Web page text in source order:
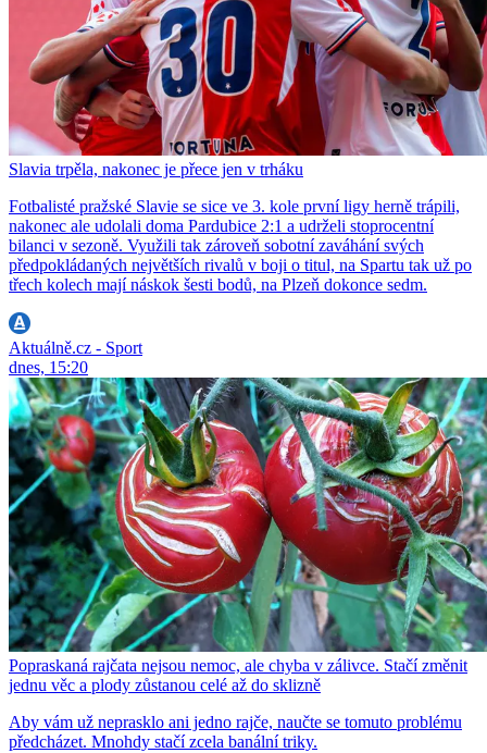
Slavia trpěla, nakonec je přece jen v trháku
Fotbalisté pražské Slavie se sice ve 3. kole první ligy herně trápili,
nakonec ale udolali doma Pardubice 2:1 a udrželi stoprocentní
bilanci v sezoně. Využili tak zároveň sobotní zaváhání svých
předpokládaných největších rivalů v boji o titul, na Spartu tak už po
třech kolech mají náskok šesti bodů, na Plzeň dokonce sedm.
Aktuálně.cz - Sport
dnes, 15:20
Popraskaná rajčata nejsou nemoc, ale chyba v zálivce. Stačí změnit
jednu věc a plody zůstanou celé až do sklizně
Aby vám už neprasklo ani jedno rajče, naučte se tomuto problému
předcházet. Mnohdy stačí zcela banální triky.